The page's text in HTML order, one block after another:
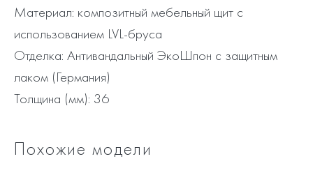
Материал: композитный мебельный щит с
использованием LVL-бруса
Отделка: Антивандальный ЭкоШпон с защитным
лаком (Германия)
Толщина (мм): 36
Похожие модели